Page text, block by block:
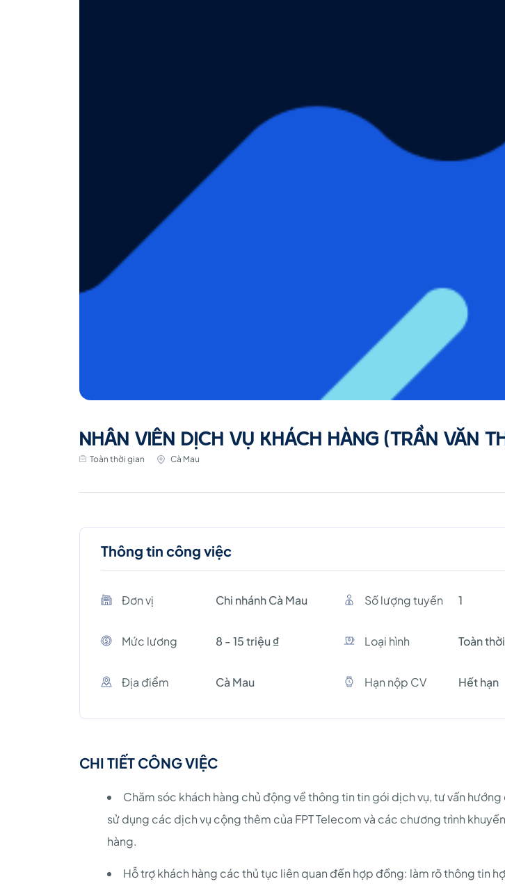
NHÂN VIÊN DỊCH VỤ KHÁCH HÀNG (TRẦN VĂN
Toàn thời gian Cà Mau
Thông tin công việc
Đơn vị Chi nhánh Cà Mau Số lượng tuyền 1
Mức lương 8 - 15 triệu ₫ Loại hình Toàn
Địa điểm Cà Mau Hạn nộp CV Hết hạn
CHI TIẾT CÔNG VIỆC
Chăm sóc khách hàng chủ động về thông tin tin gói dịch vụ, tư vấn hướng
sử dụng các dịch vụ cộng thêm của FPT Telecom và các chương trình
hàng.
Hỗ trợ khách hàng các thủ tục liên quan đến hợp đồng: làm rõ thông tin